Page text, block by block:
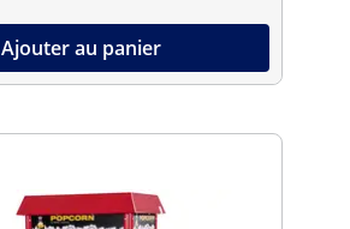
Ajouter au panier